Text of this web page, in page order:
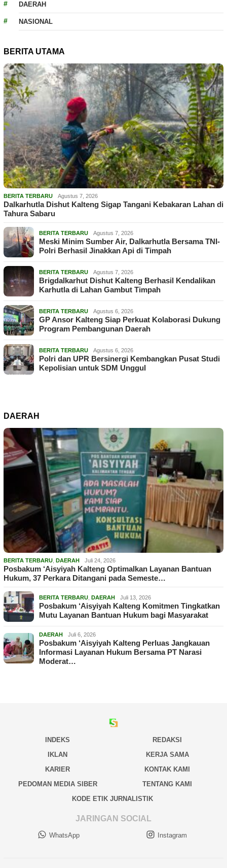
DAERAH
NASIONAL
BERITA UTAMA
BERITA TERBARU Agustus 7, 2026
Dalkarhutla Dishut Kalteng Sigap Tangani Kebakaran Lahan di
Tahura Sabaru
BERITA TERBARU Agustus 7, 2026
Meski Minim Sumber Air, Dalkarhutla Bersama TNI-
Polri Berhasil Jinakkan Api di Timpah
BERITA TERBARU Agustus 7, 2026
Brigdalkarhut Dishut Kalteng Berhasil Kendalikan
Karhutla di Lahan Gambut Timpah
BERITA TERBARU Agustus 6, 2026
GP Ansor Kalteng Siap Perkuat Kolaborasi Dukung
Program Pembangunan Daerah
BERITA TERBARU Agustus 6, 2026
Polri dan UPR Bersinergi Kembangkan Pusat Studi
Kepolisian untuk SDM Unggul
DAERAH
BERITA TERBARU DAERAH Juli 24, 2026
Posbakum ‘Aisyiyah Kalteng Optimalkan Layanan Bantuan
Hukum, 37 Perkara Ditangani pada Semeste…
BERITA TERBARU DAERAH Juli 13, 2026
Posbakum ‘Aisyiyah Kalteng Komitmen Tingkatkan
Mutu Layanan Bantuan Hukum bagi Masyarakat
DAERAH Juli 6, 2026
Posbakum ‘Aisyiyah Kalteng Perluas Jangkauan
Informasi Layanan Hukum Bersama PT Narasi
Moderat…
INDEKS
REDAKSI
IKLAN
KERJA SAMA
KARIER
KONTAK KAMI
PEDOMAN MEDIA SIBER
TENTANG KAMI
KODE ETIK JURNALISTIK
JARINGAN SOCIAL
WhatsApp Instagram